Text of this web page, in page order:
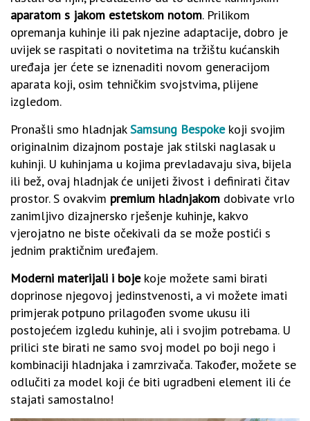
aparatom s jakom estetskom notom. Prilikom
opremanja kuhinje ili pak njezine adaptacije, dobro je
uvijek se raspitati o novitetima na tržištu kućanskih
uređaja jer ćete se iznenaditi novom generacijom
aparata koji, osim tehničkim svojstvima, plijene
izgledom.
Pronašli smo hladnjakSamsung Bespokekoji svojim
originalnim dizajnom postaje jak stilski naglasak u
kuhinji. U kuhinjama u kojima prevladavaju siva, bijela
ili bež, ovaj hladnjak će unijeti živost i definirati čitav
prostor. S ovakvim premium hladnjakom dobivate vrlo
zanimljivo dizajnersko rješenje kuhinje, kakvo
vjerojatno ne biste očekivali da se može postići s
jednim praktičnim uređajem.
Moderni materijali i bojekoje možete sami birati
doprinose njegovoj jedinstvenosti, a vi možete imati
primjerak potpuno prilagođen svome ukusu ili
postojećem izgledu kuhinje, ali i svojim potrebama. U
prilici ste birati ne samo svoj model po boji nego i
kombinaciji hladnjaka i zamrzivača. Također, možete se
odlučiti za model koji će biti ugradbeni element ili će
stajati samostalno!